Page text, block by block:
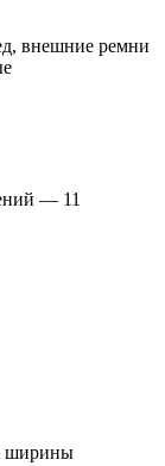
внешние ремни
— 11
ширины